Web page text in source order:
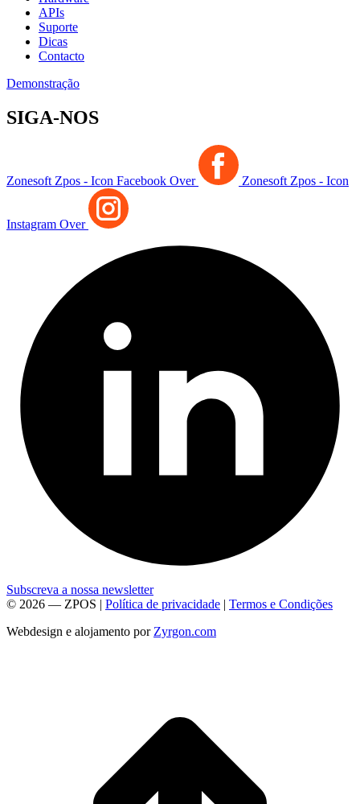
APIs
Suporte
Dicas
Contacto
Demonstração
SIGA-NOS
Zonesoft Zpos - Icon Facebook Over Zonesoft Zpos - Icon
Instagram Over
Subscreva a nossa newsletter
© 2026 — ZPOS | Política de privacidade | Termos e Condições
Webdesign e alojamento por Zyrgon.com